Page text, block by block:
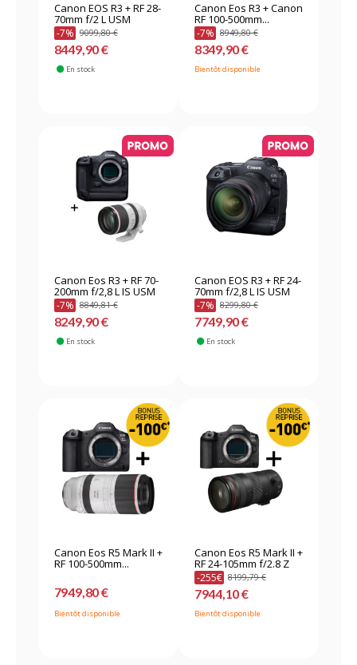
Canon EOS R3 + RF 28-
70mm f/2 L USM
-7% 9099,80 €
8449,90 €
En stock
Canon Eos R3 + Canon
RF 100-500mm...
-7% 8949,80 €
8349,90 €
Bientôt disponible
Canon Eos R3 + RF 70-
200mm f/2,8 L IS USM
-7% 8849,81 €
8249,90 €
En stock
Canon EOS R3 + RF 24-
70mm f/2,8 L IS USM
-7% 8299,80 €
7749,90 €
En stock
Canon Eos R5 Mark II +
RF 100-500mm...
7949,80 €
Bientôt disponible
Canon Eos R5 Mark II +
RF 24-105mm f/2.8 Z
-255€ 8199,79 €
7944,10 €
Bientôt disponible